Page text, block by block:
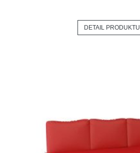
DETAIL PRODUKTU